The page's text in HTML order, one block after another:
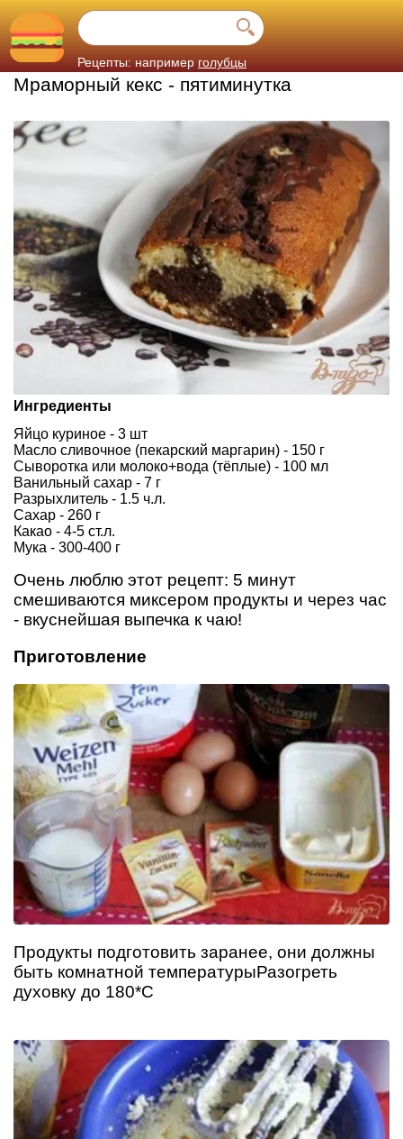
Рецепты: например голубцы
Мраморный кекс - пятиминутка
Ингредиенты
Яйцо куриное - 3 шт
Масло сливочное (пекарский маргарин) - 150 г
Сыворотка или молоко+вода (тёплые) - 100 мл
Ванильный сахар - 7 г
Разрыхлитель - 1.5 ч.л.
Сахар - 260 г
Какао - 4-5 ст.л.
Мука - 300-400 г
Очень люблю этот рецепт: 5 минут
смешиваются миксером продукты и через час
- вкуснейшая выпечка к чаю!
Приготовление
Продукты подготовить заранее, они должны
быть комнатной температурыРазогреть
духовку до 180*С